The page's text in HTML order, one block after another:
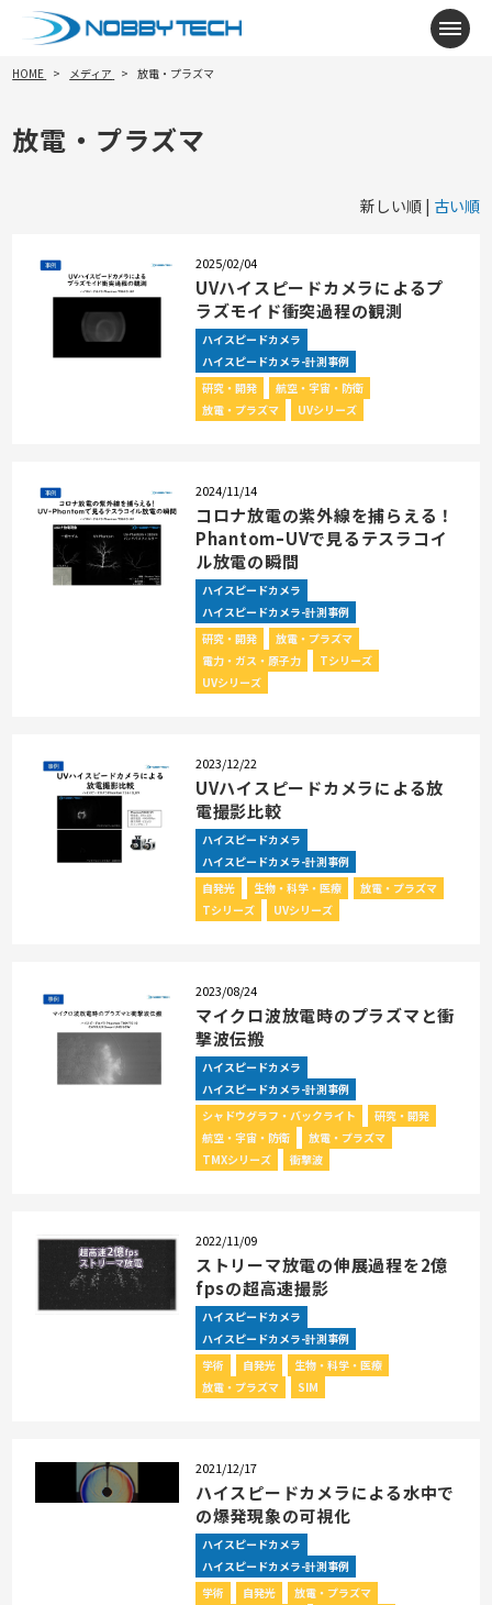
メニ
HOME メディア 放電・プラズマ
放電・プラズマ
新しい順 | 古い順
2025/02/04
UVハイスピードカメラによるプ
ラズモイド衝突過程の観測
ハイスピードカメラ
ハイスピードカメラ-計測事例
研究・開発
航空・宇宙・防衛
放電・プラズマ
UVシリーズ
2024/11/14
コロナ放電の紫外線を捕らえる！
PhantomｰUVで見るテスラコイ
ル放電の瞬間
ハイスピードカメラ
ハイスピードカメラ-計測事例
研究・開発
放電・プラズマ
電力・ガス・原子力
Tシリーズ
UVシリーズ
2023/12/22
UVハイスピードカメラによる放
電撮影比較
ハイスピードカメラ
ハイスピードカメラ-計測事例
自発光
生物・科学・医療
放電・プラズマ
Tシリーズ
UVシリーズ
2023/08/24
マイクロ波放電時のプラズマと衝
撃波伝搬
ハイスピードカメラ
ハイスピードカメラ-計測事例
シャドウグラフ・バックライト
研究・開発
航空・宇宙・防衛
放電・プラズマ
TMXシリーズ
衝撃波
2022/11/09
ストリーマ放電の伸展過程を2億
fpsの超高速撮影
ハイスピードカメラ
ハイスピードカメラ-計測事例
学術
自発光
生物・科学・医療
放電・プラズマ
SIM
2021/12/17
ハイスピードカメラによる水中で
の爆発現象の可視化
ハイスピードカメラ
ハイスピードカメラ-計測事例
学術
自発光
放電・プラズマ